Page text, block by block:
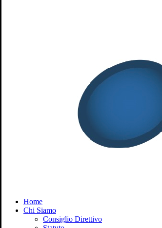
Menu
Home
Chi Siamo
Consiglio Direttivo